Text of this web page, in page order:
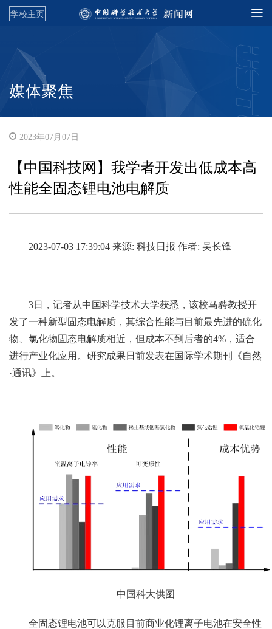
学校主页
媒体聚焦
2023年07月07日
【中国科技网】我学者开发出低成本高
性能全固态锂电池电解质
2023-07-03 17:39:04 来源: 科技日报 作者: 吴长锋
3日，记者从中国科学技术大学获悉，该校马骋教授开
发了一种新型固态电解质，其综合性能与目前最先进的硫化
物、氯化物固态电解质相近，但成本不到后者的4%，适合
进行产业化应用。研究成果日前发表在国际学术期刊《自然
·通讯》上。
中国科大供图
全固态锂电池可以克服目前商业化锂离子电池在安全性